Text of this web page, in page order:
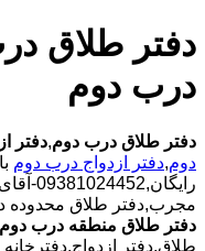
دفتر طلاق
درب دوم
دفتر طلاق درب دوم,دفتر
دوم,دفتر ازدواج درب دوم
مجرب,دفتر طلاق محدوده
دفتر طلاق منطقه درب دوم
طلاق,دفتر